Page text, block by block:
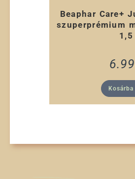
Beaphar Care+
szuperprémium
1,5